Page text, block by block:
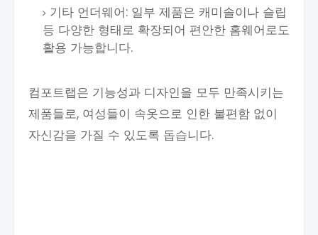
기타 언더웨어: 일부 제품은 캐미솔이나 슬립
등 다양한 형태로 확장되어 편안한 홈웨어로도
활용 가능합니다.
컴포트랩은 기능성과 디자인을 모두 만족시키는
제품들로, 여성들이 속옷으로 인한 불편함 없이
자신감을 가질 수 있도록 돕습니다.